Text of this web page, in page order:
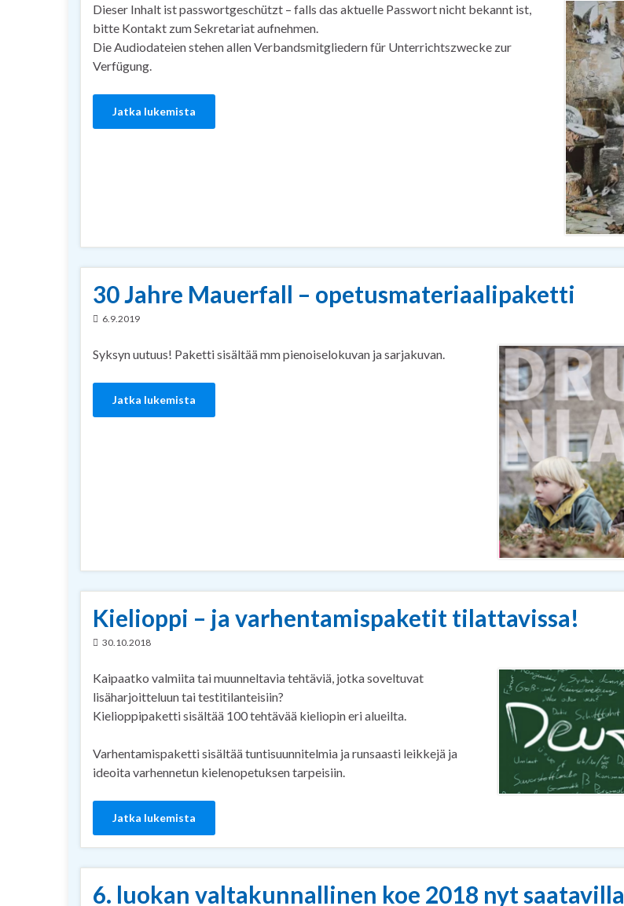
Dieser Inhalt ist passwortgeschützt – falls das aktuelle Passwort nicht bekannt ist,
bitte Kontakt zum Sekretariat aufnehmen.
Die Audiodateien stehen allen Verbandsmitgliedern für Unterrichtszwecke zur
Verfügung.
Jatka lukemista
30 Jahre Mauerfall – opetusmateriaalipaketti
6.9.2019
Syksyn uutuus! Paketti sisältää mm pienoiselokuvan ja sarjakuvan.
Jatka lukemista
Kielioppi – ja varhentamispaketit tilattavissa!
30.10.2018
Kaipaatko valmiita tai muunneltavia tehtäviä, jotka soveltuvat
lisäharjoitteluun tai testitilanteisiin?
Kielioppipaketti sisältää 100 tehtävää kieliopin eri alueilta.
Varhentamispaketti sisältää tuntisuunnitelmia ja runsaasti leikkejä ja
ideoita varhennetun kielenopetuksen tarpeisiin.
Jatka lukemista
6. luokan valtakunnallinen koe 2018 nyt saatavilla